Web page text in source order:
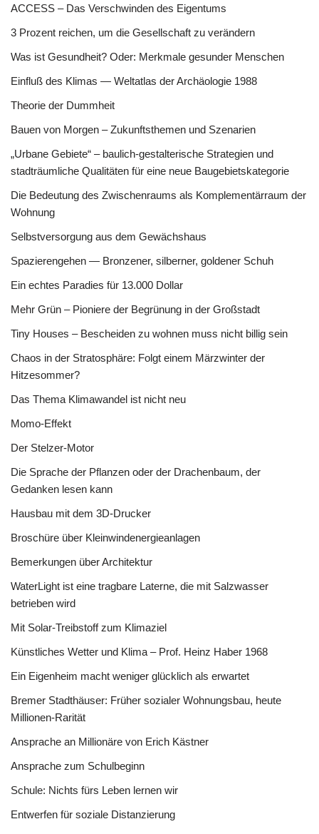
ACCESS – Das Verschwinden des Eigentums
3 Prozent reichen, um die Gesellschaft zu verändern
Was ist Gesundheit? Oder: Merkmale gesunder Menschen
Einfluß des Klimas — Weltatlas der Archäologie 1988
Theorie der Dummheit
Bauen von Morgen – Zukunftsthemen und Szenarien
„Urbane Gebiete“ – baulich-gestalterische Strategien und
stadträumliche Qualitäten für eine neue Baugebietskategorie
Die Bedeutung des Zwischenraums als Komplementärraum der
Wohnung
Selbstversorgung aus dem Gewächshaus
Spazierengehen — Bronzener, silberner, goldener Schuh
Ein echtes Paradies für 13.000 Dollar
Mehr Grün – Pioniere der Begrünung in der Großstadt
Tiny Houses – Bescheiden zu wohnen muss nicht billig sein
Chaos in der Stratosphäre: Folgt einem Märzwinter der
Hitzesommer?
Das Thema Klimawandel ist nicht neu
Momo-Effekt
Der Stelzer-Motor
Die Sprache der Pflanzen oder der Drachenbaum, der
Gedanken lesen kann
Hausbau mit dem 3D-Drucker
Broschüre über Kleinwindenergieanlagen
Bemerkungen über Architektur
WaterLight ist eine tragbare Laterne, die mit Salzwasser
betrieben wird
Mit Solar-Treibstoff zum Klimaziel
Künstliches Wetter und Klima – Prof. Heinz Haber 1968
Ein Eigenheim macht weniger glücklich als erwartet
Bremer Stadthäuser: Früher sozialer Wohnungsbau, heute
Millionen-Rarität
Ansprache an Millionäre von Erich Kästner
Ansprache zum Schulbeginn
Schule: Nichts fürs Leben lernen wir
Entwerfen für soziale Distanzierung